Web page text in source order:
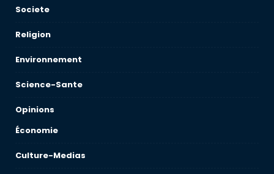
Societe
Religion
Environnement
Science-Sante
Opinions
Économie
Culture-Medias